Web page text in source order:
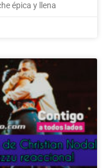
épica y llena